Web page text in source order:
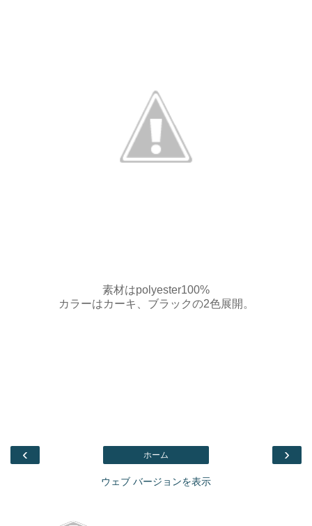
素材はpolyester100%
カラーはカーキ、ブラックの2色展開。
‹ ›
ホーム
ウェブ バージョンを表示